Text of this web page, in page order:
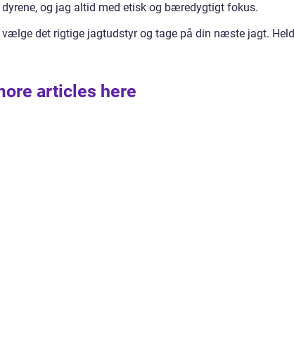
og jag altid med etisk og bæredygtigt fokus.
det rigtige jagtudstyr og tage på din næste jagt. Held
articles here